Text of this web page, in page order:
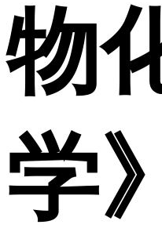
物
学